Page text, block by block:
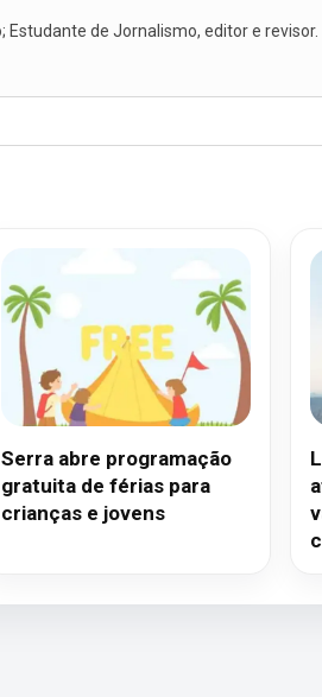
Estudante de Jornalismo, editor e revisor.
Serra abre programação
gratuita de férias para
crianças e jovens